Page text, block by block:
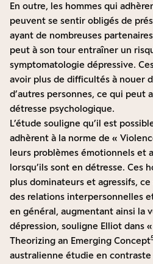
En outre, les hommes qui
peuvent se sentir obligés de
ayant de nombreuses
peut à son tour entraîner un
symptomatologie dépressive.
avoir plus de difficultés à nouer
d’autres personnes, ce qui peut
détresse psychologique.
L’étude souligne qu’il est
adhèrent à la norme de «
leurs problèmes émotionnels et
lorsqu’ils sont en détresse. Ces
plus dominateurs et agressifs,
des relations interpersonnelles
en général, augmentant ainsi la
dépression, souligne Elliot dans «
Theorizing an Emerging Concept
australienne étudie en